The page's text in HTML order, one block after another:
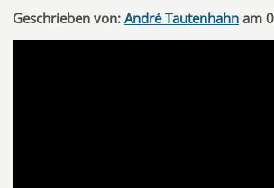
Geschrieben von: André Tautenhahn am